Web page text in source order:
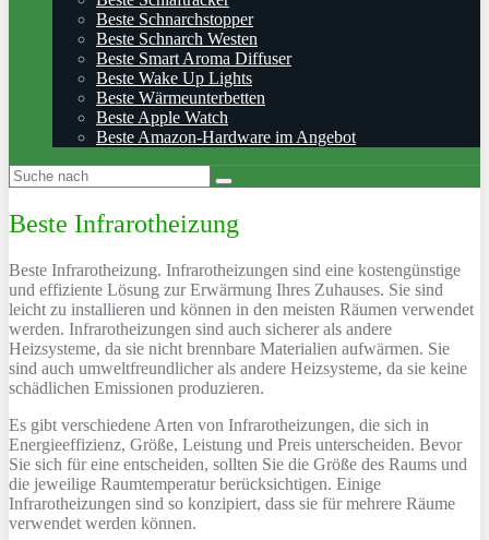
Beste Schnarchstopper
Beste Schnarch Westen
Beste Smart Aroma Diffuser
Beste Wake Up Lights
Beste Wärmeunterbetten
Beste Apple Watch
Beste Amazon-Hardware im Angebot
Beste Infrarotheizung
Beste Infrarotheizung. Infrarotheizungen sind eine kostengünstige
und effiziente Lösung zurErwärmung Ihres Zuhauses. Sie sind
leicht zu installieren und können in den meisten Räumen verwendet
werden. Infrarotheizungen sind auch sichererals andere
Heizsysteme, da sie nicht brennbare Materialien aufwärmen. Sie
sind auch umweltfreundlicherals andere Heizsysteme, da sie keine
schädlichen Emissionen produzieren.
Es gibt verschiedene Arten von Infrarotheizungen, die sich in
Energieeffizienz, Größe, Leistung und Preis unterscheiden. Bevor
Sie sich füreine entscheiden, sollten Sie die Größe des Raums und
die jeweilige Raumtemperaturberücksichtigen. Einige
Infrarotheizungen sind so konzipiert, dass sie fürmehrere Räume
verwendet werden können.